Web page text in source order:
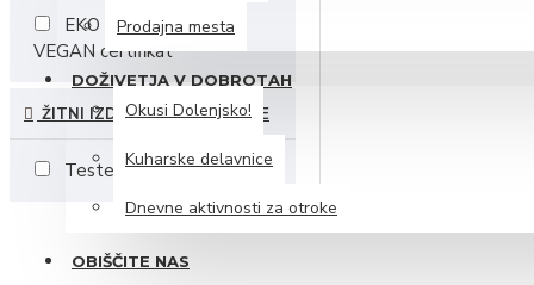
Likerji
Peneče vino
Vino
Mesnine
Prodajna mesta
DOŽIVETJA V DOBROTAH
Okusi Dolenjsko!
Kuharske delavnice
Dnevne aktivnosti za otroke
OBIŠČITE NAS
EKO certifikat
VEGAN certifikat
ŽITNI IZDELKI IN TESTENINE
Testenine